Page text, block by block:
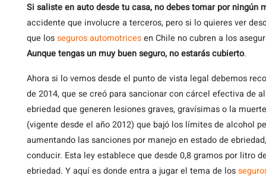
Si saliste en auto desde tu casa, no debes tomar por ningún
accidente que involucre a terceros, pero si lo quieres ver
que losseguros automotricesen Chile no cubren a los
Aunque tengas un muy buen seguro, no estarás cubierto.
Ahora si lo vemos desde el punto de vista legal debemos
de 2014, que se creó para sancionar con cárcel efectiva de
ebriedad que generen lesiones graves, gravísimas o la
(vigente desde el año 2012) que bajó los límites de alcohol
aumentando las sanciones por manejo en estado de
conducir. Esta ley establece que desde 0,8 gramos por litro
ebriedad. Y aquí es donde entra a jugar el tema de los